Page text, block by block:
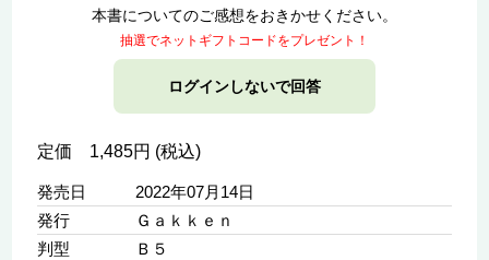
本書についてのご感想をおきかせください。
抽選でネットギフトコードをプレゼント！
ログインしないで回答
定価 1,485円 (税込)
発売日
2022年07月14日
発行
Ｇａｋｋｅｎ
判型
Ｂ５